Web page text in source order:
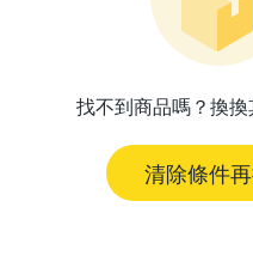
找不到商品嗎？換換
清除條件